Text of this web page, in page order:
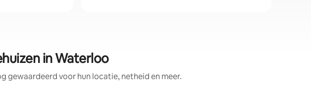
in Waterloo
gewaardeerd voor hun locatie, netheid en meer.